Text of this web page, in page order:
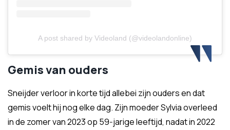
A post shared by Videoland (@videolandonline)
Gemis van ouders
Sneijder verloor in korte tijd allebei zijn ouders en dat
gemis voelt hij nog elke dag. Zijn moeder Sylvia overleed
in de zomer van 2023 op 59‑jarige leeftijd, nadat in 2022